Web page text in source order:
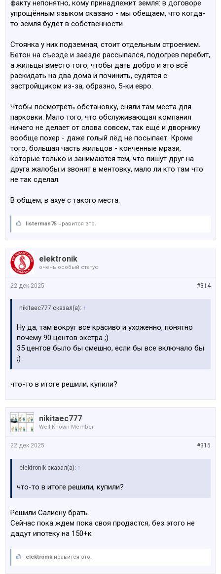
факту непонятно, кому принадлежит земля: в договоре
упрощённым языком сказано - мы обещаем, что когда-
то земля будет в собственности.
Стоянка у них подземная, стоит отдельным строением.
Бетон на съезде и заезде рассыпался, подогрев перебит,
а жильцы вместо того, чтобы дать добро и это всё
раскидать на два дома и починить, судятся с
застройщиком из-за, образно, 5-ки евро.
Чтобы посмотреть обстановку, сняли там места для
парковки. Мало того, что обслуживающая компания
ничего не делает от слова совсем, так ещё и дворнику
вообще похер - даже голый лёд не посыпает. Кроме
того, большая часть жильцов - конченные мрази,
которые только и занимаются тем, что пишут друг на
друга жалобы и звонят в ментовку, мало ли кто там что
не так сделал.
В общем, в ахуе с такого места.
listerman75 нравится это.
elektronik
очень особый статус
#314
22 дек 2025
nikitaec777 сказал(а): ↑
Ну да, там вокруг все красиво и ухоженно, понятно
почему 90 центов экстра ;)
35 центов было бы смешно, если бы все включало бы
;)
что-то в итоге решили, купили?
nikitaec777
Well-Known Member
#315
22 дек 2025
elektronik сказал(а): ↑
что-то в итоге решили, купили?
Решили Салиену брать.
Сейчас пока ждем пока своя продастся, без этого не
дадут ипотеку на 150+к
elektronik нравится это.